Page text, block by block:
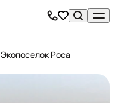
Экопоселок Роса